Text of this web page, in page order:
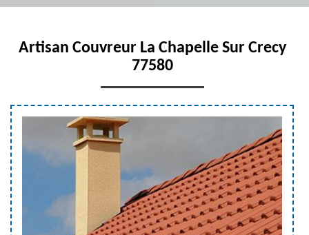
Artisan Couvreur La Chapelle Sur Crecy
77580